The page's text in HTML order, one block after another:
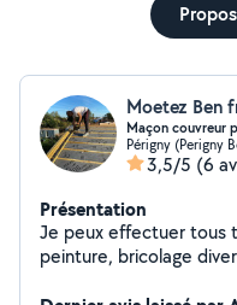
Moetez Ben
Maçon couvreur
Périgny (Perigny
3,5/5 (6
Présentation
Je peux effectuer tous
peinture, bricolage